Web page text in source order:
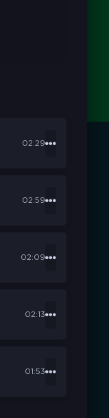
02:29
02:59
02:09
02:13
01:53